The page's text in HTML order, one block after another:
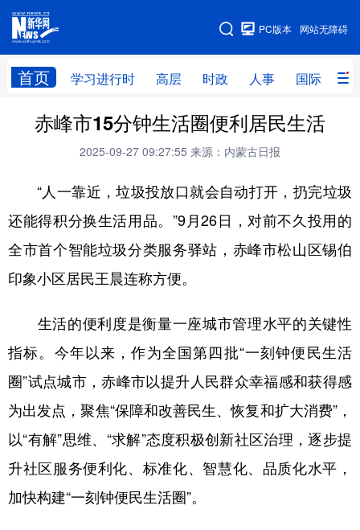
网站无障碍
PC版本
首页 学习进行时 高层 时政 人事 国际 财
网站地图
学习进行时 高层 时政 人事
财经 网评
台湾 思客智库 全球连线 教育
科技 科创 量子 体育
文化 书画 健康 军事
访谈 视频
法律 中央文件 金融 汽车
食品 人居 信息化 数字经济
学术中国 乡村振兴 银龄 溯源中国
彩票 娱乐 时尚 悦读
公益 一带一路
赤峰市15分钟生活圈便利居民生活
2025-09-27 09:27:55 来源：内蒙古日报
“人一靠近，垃圾投放口就会自动打开，扔完垃圾
还能得积分换生活用品。”9月26日，对前不久投用的
全市首个智能垃圾分类服务驿站，赤峰市松山区锡伯
印象小区居民王晨连称方便。
生活的便利度是衡量一座城市管理水平的关键性
指标。今年以来，作为全国第四批“一刻钟便民生活
圈”试点城市，赤峰市以提升人民群众幸福感和获得感
为出发点，聚焦“保障和改善民生、恢复和扩大消费”，
以“有解”思维、“求解”态度积极创新社区治理，逐步提
升社区服务便利化、标准化、智慧化、品质化水平，
加快构建“一刻钟便民生活圈”。